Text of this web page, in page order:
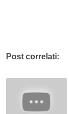
Post correlati: